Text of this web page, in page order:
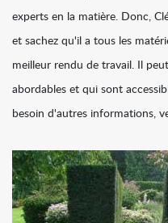
experts en la matière. Donc,
et sachez qu'il a tous les
meilleur rendu de travail. Il
abordables et qui sont
besoin d'autres informations,